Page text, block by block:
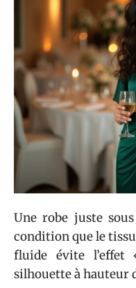
Une robe juste
condition que le
fluide évite
silhouette à hauteur